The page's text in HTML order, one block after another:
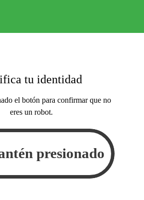
tu identidad
el botón para confirmar que no
eres un robot.